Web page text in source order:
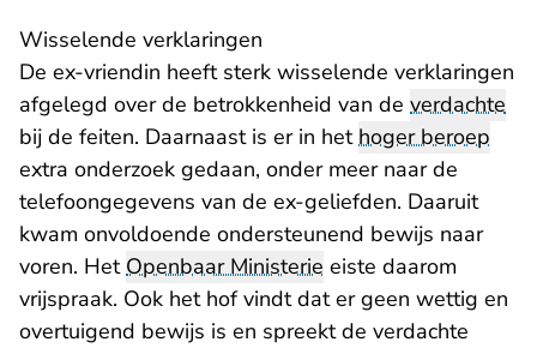
Wisselende verklaringen
De ex-vriendin heeft sterk wisselende verklaringen
afgelegd over de betrokkenheid van de verdachte
bij de feiten. Daarnaast is er in hethoger beroep
extra onderzoek gedaan, onder meer naar de
telefoongegevens van de ex-geliefden. Daaruit
kwam onvoldoende ondersteunend bewijs naar
voren. HetOpenbaar Ministerie eiste daarom
vrijspraak. Ook het hof vindt dat er geen wettig en
overtuigend bewijs is en spreekt de verdachte